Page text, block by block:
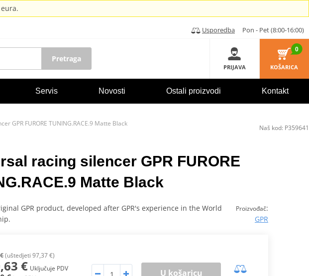
Usporedba Pon - Pet (8:00-16:00)
Pretraga
PRIJAVA
0
KOŠARICA
Servis Novosti Ostali proizvodi Kontakt
GPR FURORE TUNING.RACE.9 Matte Black
racing silencer GPR FURORE
Matte Black
Proizvođač:
GPR
GPR product, developed after GPR's experience in the World
(uštedjeti 97,37 €)
€ Uključuje PDV U košaricu
Naš kod: P359641